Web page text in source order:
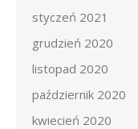
styczeń 2021
grudzień 2020
listopad 2020
październik 2020
kwiecień 2020